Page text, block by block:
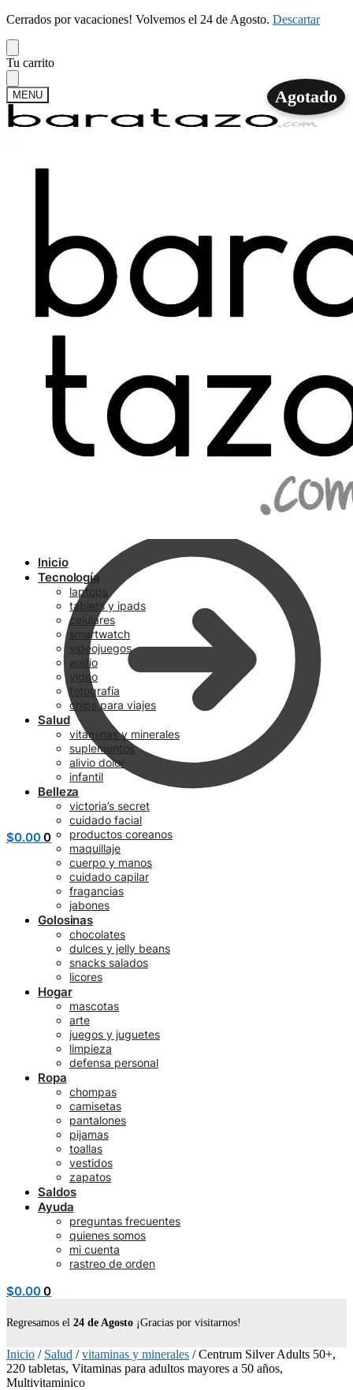
Cerrados por vacaciones! Volvemos el 24 de Agosto. Descartar
Skip
to
navigation
Skip
to
content
Tu carrito
MENU
Mi cuenta
$0.00 0
Inicio
Tecnología
laptops
tablets y ipads
celulares
smartwatch
videojuegos
audio
video
fotografía
chips para viajes
Salud
vitaminas y minerales
suplementos
alivio dolor
infantil
Belleza
victoria’s secret
cuidado facial
productos coreanos
maquillaje
cuerpo y manos
cuidado capilar
fragancias
jabones
Golosinas
chocolates
dulces y jelly beans
snacks salados
licores
Hogar
mascotas
arte
juegos y juguetes
limpieza
defensa personal
Ropa
chompas
camisetas
pantalones
pijamas
toallas
vestidos
zapatos
Saldos
Ayuda
preguntas frecuentes
quienes somos
mi cuenta
rastreo de orden
$0.00 0
Regresamos el 24 de Agosto ¡Gracias por visitarnos!
Inicio / Salud /vitaminas y minerales /Centrum Silver Adults 50+,
220 tabletas, Vitaminas para adultos mayores a 50 años,
Multivitaminico
Agotado